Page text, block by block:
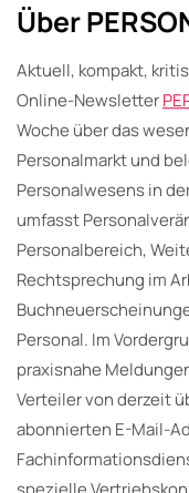
Über
Aktuell, kompakt,
Online-Newsletter
Woche über das
Personalmarkt und
Personalwesens in
umfasst
Personalbereich,
Rechtsprechung im
Personal. Im
praxisnahe
Verteiler von derzeit
abonnierten E-Mail-